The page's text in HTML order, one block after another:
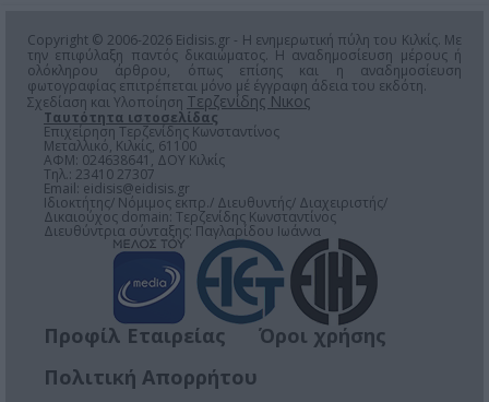
Copyright © 2006-2026 Eidisis.gr - Η ενημερωτική πύλη του Κιλκίς. Με
την επιφύλαξη παντός δικαιώματος. Η αναδημοσίευση μέρους ή
ολόκληρου άρθρου, όπως επίσης και η αναδημοσίευση
φωτογραφίας επιτρέπεται μόνο μέ έγγραφη άδεια του εκδότη.
Σχεδίαση και Υλοποίηση Τερζενίδης Νικος
Ταυτότητα ιστοσελίδας
Επιχείρηση Τερζενίδης Κωνσταντίνος
Μεταλλικό, Κιλκίς, 61100
ΑΦΜ: 024638641, ΔΟΥ Κιλκίς
Τηλ.: 23410 27307
Email: eidisis@eidisis.gr
Ιδιοκτήτης/ Νόμιμος εκπρ./ Διευθυντής/ Διαχειριστής/
Δικαιούχος domain: Τερζενίδης Κωνσταντίνος
Διευθύντρια σύνταξης: Παγλαρίδου Ιωάννα
Προφίλ Εταιρείας
Όροι χρήσης
Πολιτική Απορρήτου